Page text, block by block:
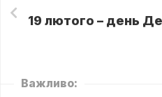
Важливо: